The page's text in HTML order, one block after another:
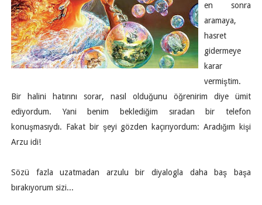
en sonra
aramaya,
hasret
gidermeye
karar
vermiştim.
Bir halini hatırını sorar, nasıl olduğunu öğrenirim diye ümit
ediyordum. Yani benim beklediğim sıradan bir telefon
konuşmasıydı. Fakat bir şeyi gözden kaçırıyordum: Aradığım kişi
Arzu idi!
Sözü fazla uzatmadan arzulu bir diyalogla daha baş başa
bırakıyorum sizi...